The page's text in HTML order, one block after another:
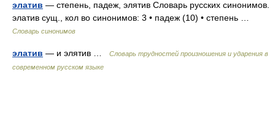
элатив — степень, падеж, элятив Словарь русских синонимов.
элатив сущ., кол во синонимов: 3 • падеж (10) • степень …
Словарь синонимов
элатив — и элятив …
Словарь трудностей произношения и ударения в
современном русском языке